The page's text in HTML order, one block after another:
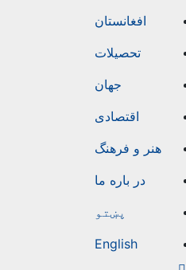
افغانستان
تحصیلات
جهان
اقتصادی
هنر و فرهنگ
در باره ما
پښتو
English